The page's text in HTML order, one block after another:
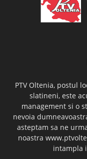
PTV Oltenia, postul
slatineni, este
management si o
nevoia
asteptam sa ne
noastra
intampla